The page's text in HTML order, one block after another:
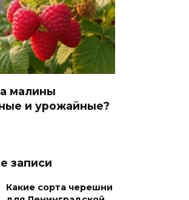
малины
и урожайные?
записи
Какие сорта черешни